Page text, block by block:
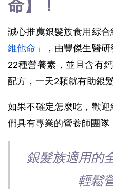
命】！
誠心推薦銀髮族食用綜
維他命 」，由豐傑生醫
22種營養素，並且含有
配方，一天2顆就有助銀
如果不確定怎麼吃，歡
們具有專業的營養師團隊
銀髮族適用的
輕鬆